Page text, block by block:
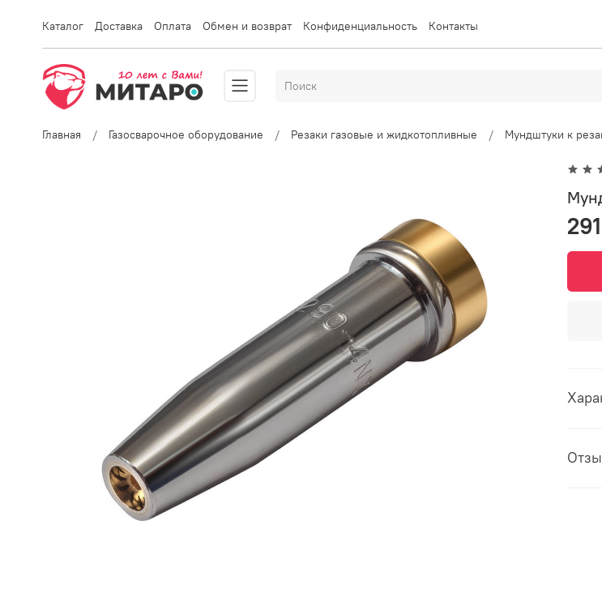
Каталог Доставка Оплата Обмен и возврат Конфиденциальность Контакты
Главная Газосварочное оборудование Резаки газовые и жидкотопливные Мундштуки к